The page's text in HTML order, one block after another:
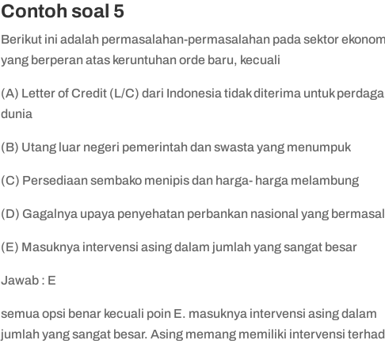
Contoh soal 5
Berikut ini adalah permasalahan-permasalahan pada sektor
yang berperan atas keruntuhan orde baru, kecuali
(A) Letter of Credit (L/C) dari Indonesia tidak diterima untuk
dunia
(B) Utang luar negeri pemerintah dan swasta yang menumpuk
(C) Persediaan sembako menipis dan harga- harga melambung
(D) Gagalnya upaya penyehatan perbankan nasional yang
(E) Masuknya intervensi asing dalam jumlah yang sangat besar
Jawab : E
semua opsi benar kecuali poin E. masuknya intervensi asing dalam
jumlah yang sangat besar. Asing memang memiliki intervensi